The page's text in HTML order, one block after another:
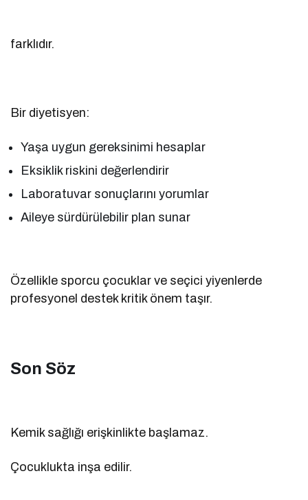
farklıdır.
Bir diyetisyen:
Yaşa uygun gereksinimi hesaplar
Eksiklik riskini değerlendirir
Laboratuvar sonuçlarını yorumlar
Aileye sürdürülebilir plan sunar
Özellikle sporcu çocuklar ve seçici yiyenlerde
profesyonel destek kritik önem taşır.
Son Söz
Kemik sağlığı erişkinlikte başlamaz.
Çocuklukta inşa edilir.